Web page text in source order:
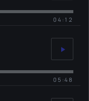
04:12
05:48